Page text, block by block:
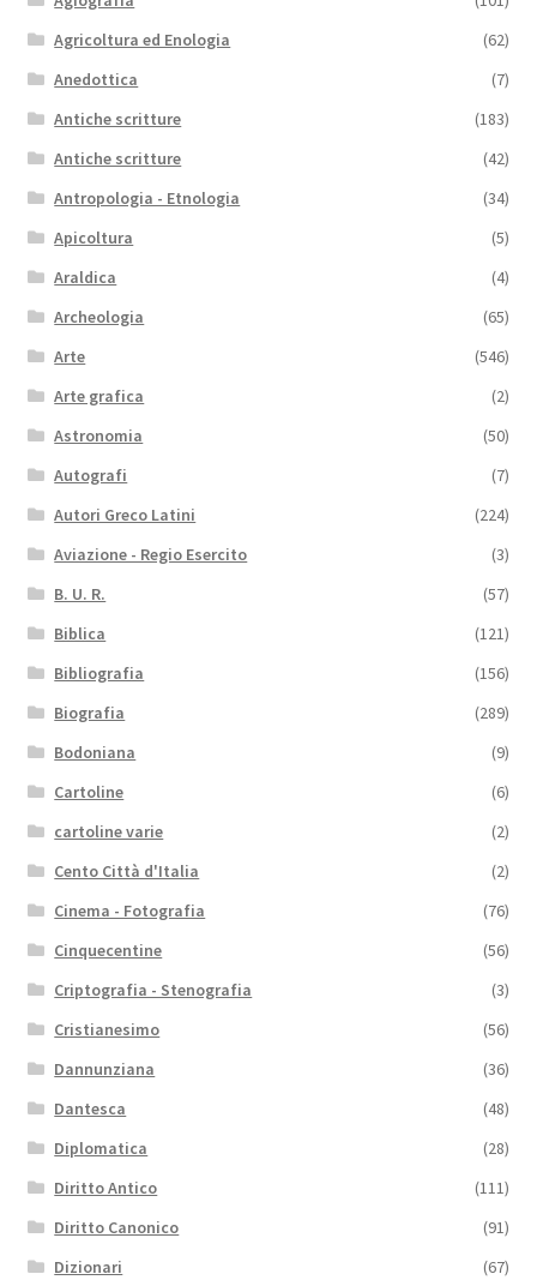
Agricoltura ed Enologia
(62)
Anedottica
(7)
Antiche scritture
(183)
Antiche scritture
(42)
Antropologia - Etnologia
(34)
Apicoltura
(5)
Araldica
(4)
Archeologia
(65)
Arte
(546)
Arte grafica
(2)
Astronomia
(50)
Autografi
(7)
Autori Greco Latini
(224)
Aviazione - Regio Esercito
(3)
B. U. R.
(57)
Biblica
(121)
Bibliografia
(156)
Biografia
(289)
Bodoniana
(9)
Cartoline
(6)
cartoline varie
(2)
Cento Città d'Italia
(2)
Cinema - Fotografia
(76)
Cinquecentine
(56)
Criptografia - Stenografia
(3)
Cristianesimo
(56)
Dannunziana
(36)
Dantesca
(48)
Diplomatica
(28)
Diritto Antico
(111)
Diritto Canonico
(91)
Dizionari
(67)